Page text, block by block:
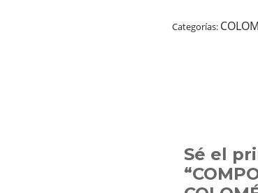
Categorías:
Sé el